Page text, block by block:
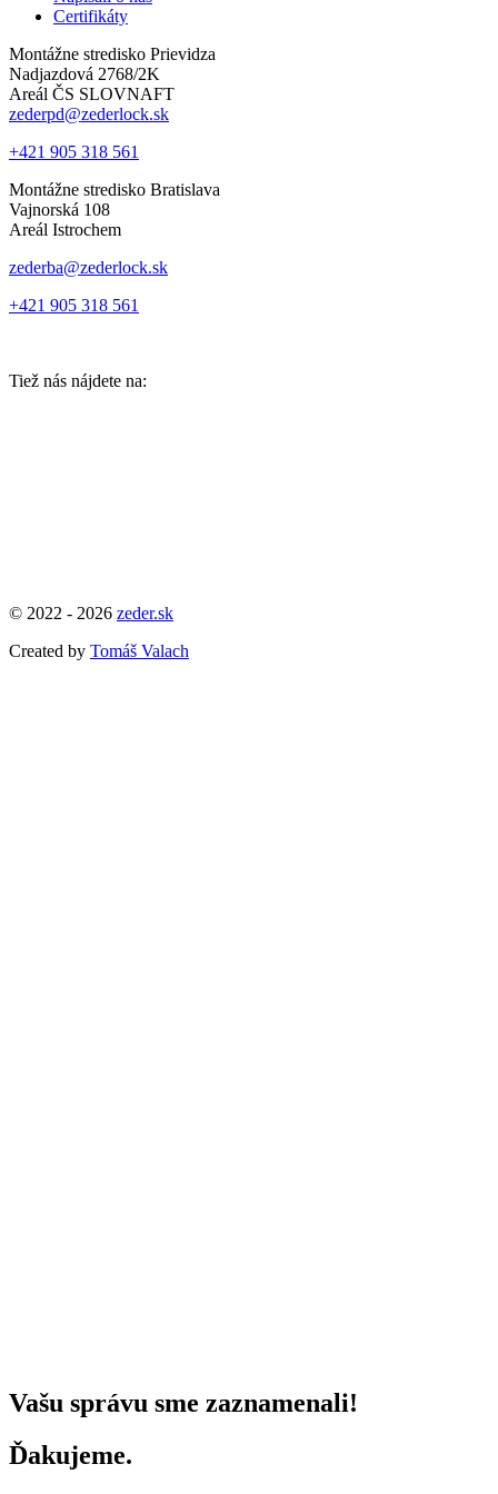
Certifikáty
Montážne stredisko Prievidza
Nadjazdová 2768/2K
Areál ČS SLOVNAFT
zederpd@zederlock.sk
+421 905 318 561
Montážne stredisko Bratislava
Vajnorská 108
Areál Istrochem
zederba@zederlock.sk
+421 905 318 561
Tiež nás nájdete na:
© 2022 - 2026 zeder.sk
Created by Tomáš Valach
Vašu správu sme zaznamenali!
Ďakujeme.